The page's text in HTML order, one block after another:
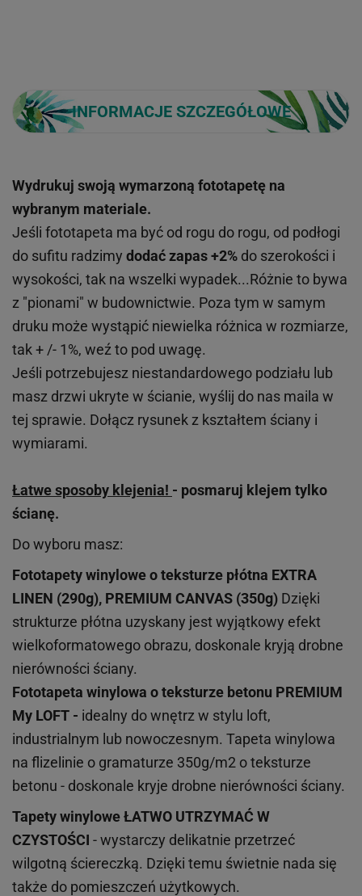
INFORMACJE SZCZEGÓŁOWE
Wydrukuj swoją wymarzoną fototapetę na
wybranym materiale.
Jeśli fototapeta ma być od rogu do rogu, od podłogi
do sufitu radzimy dodać zapas +2% do szerokości i
wysokości, tak na wszelki wypadek...Różnie to bywa
z "pionami" w budownictwie. Poza tym w samym
druku może wystąpić niewielka różnica w rozmiarze,
tak + /- 1%, weź to pod uwagę.
Jeśli potrzebujesz niestandardowego podziału lub
masz drzwi ukryte w ścianie, wyślij do nas maila w
tej sprawie. Dołącz rysunek z kształtem ściany i
wymiarami.
Łatwe sposoby klejenia! - posmaruj klejem tylko
ścianę.
Do wyboru masz:
Fototapety winylowe oteksturze płótna EXTRA
LINEN (290g), PREMIUM CANVAS (350g) Dzięki
strukturze płótna uzyskany jest wyjątkowy efekt
wielkoformatowego obrazu, doskonale kryją drobne
nierówności ściany.
Fototapeta winylowa oteksturze betonu PREMIUM
My LOFT - idealny do wnętrz w stylu loft,
industrialnym lub nowoczesnym. Tapeta winylowa
na flizelinie o gramaturze 350g/m2 o teksturze
betonu - doskonale kryje drobne nierówności ściany.
Tapety winyloweŁATWO UTRZYMAĆ W
CZYSTOŚCI - wystarczy delikatnie przetrzeć
wilgotną ściereczką. Dzięki temu świetnie nada się
także do pomieszczeń użytkowych.